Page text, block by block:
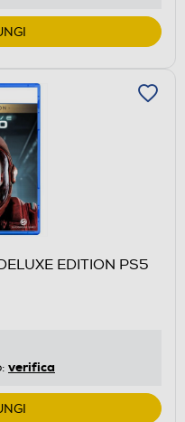
EDITION PS5
verifica